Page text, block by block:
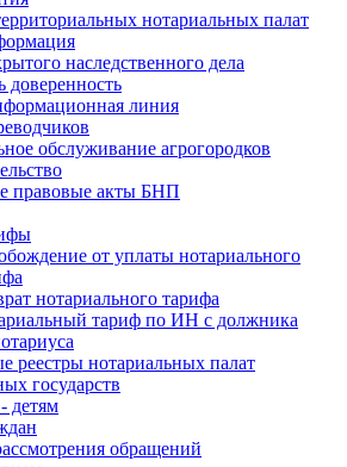
нотариальных палат
наследственного дела
доверенность
линия
обслуживание агрогородков
правовые акты БНП
от уплаты нотариального
нотариального тарифа
тариф по ИН с должника
реестры нотариальных палат
государств
детям
обращений